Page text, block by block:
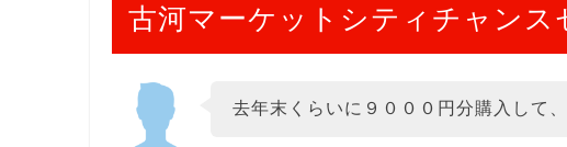
古河マーケットシティチャンス
去年末くらいに９０００円分購入して